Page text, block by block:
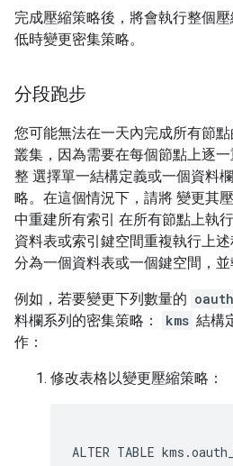
完成壓縮策略後，將會執行整個
低時變更密集策略。
分段跑步
您可能無法在一天內完成所有節
叢集，因為需要在每個節點上逐
整 選擇單一結構定義或一個資料
略。在這個情況下，請將 變更其
中重建所有索引 在所有節點上執
資料表或索引鍵空間重複執行上
分為一個資料表或一個鍵空間，並
例如，若要變更下列數量的
料欄系列的密集策略：
kms 結構
作：
修改表格以變更壓縮策略：
ALTER TABLE